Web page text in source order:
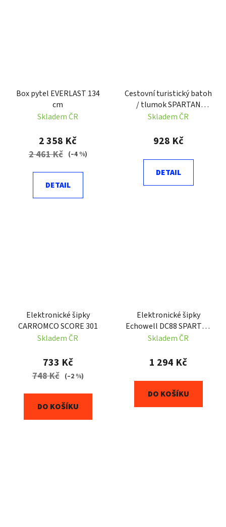
Box pytel EVERLAST 134
cm
Skladem ČR
2 358 Kč
2 461 Kč (–4 %)
DETAIL
Cestovní turistický batoh
/ tlumok SPARTAN
Deurali 45 l
Skladem ČR
928 Kč
DETAIL
Elektronické šipky
CARROMCO SCORE 301
Skladem ČR
733 Kč
748 Kč (–2 %)
DO KOŠÍKU
Elektronické šipky
Echowell DC88 SPARTAN
černé
Skladem ČR
1 294 Kč
DO KOŠÍKU